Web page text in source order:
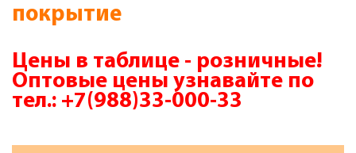
покрытие
Цены в таблице - розничные!
Оптовые цены узнавайте по
тел.: +7(988)33-000-33